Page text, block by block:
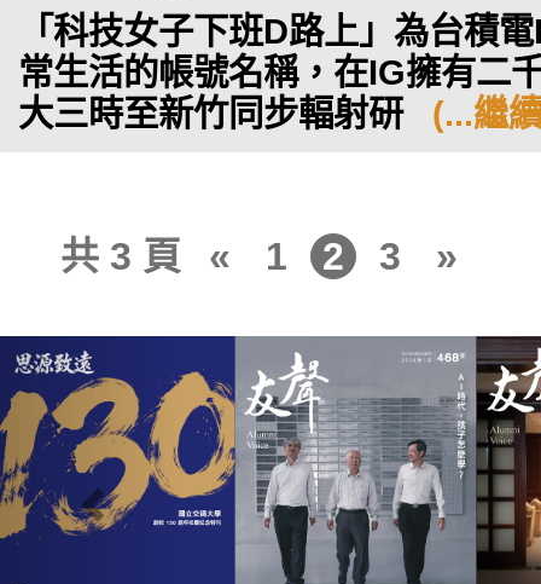
「科技女子下班D路上」為台積
常生活的帳號名稱，在IG擁有二
大三時至新竹同步輻射研 (...繼
共 3 頁 « 1 2 3 »
Previous